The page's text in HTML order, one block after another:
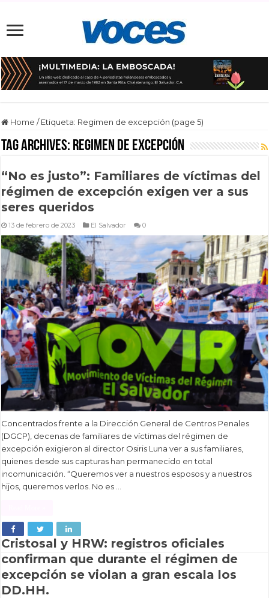
Home / Etiqueta: Regimen de excepción (page 5)
Tag Archives: Regimen de excepción
“No es justo”: Familiares de víctimas del
régimen de excepción exigen ver a sus
seres queridos
13 de febrero de 2023 El Salvador 0
Concentrados frente a la Dirección General de Centros Penales
(DGCP), decenas de familiares de víctimas del régimen de
excepción exigieron al director Osiris Luna ver a sus familiares,
quienes desde sus capturas han permanecido en total
incomunicación. “Queremos ver a nuestros esposos y a nuestros
hijos, queremos verlos. No es …
Cristosal y HRW: registros oficiales
confirman que durante el régimen de
excepción se violan a gran escala los
DD.HH.